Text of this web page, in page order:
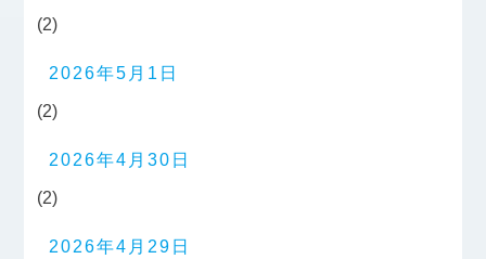
(2)
2026年5月1日
(2)
2026年4月30日
(2)
2026年4月29日